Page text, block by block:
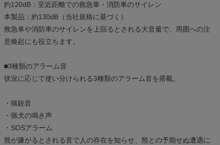
約120dB：至近距離での救急車・消防車のサイレン
本製品：約130dB（当社規格に基づく）
救急車や消防車のサイレンを上回るとされる大音量で、周囲への注
意喚起にも役立ちます。
■3種類のアラーム音
状況に応じて使い分けられる3種類のアラーム音を搭載。
・猟銃音
・猟犬の鳴き声
・SOSアラーム
熊が嫌がるとされる音で人の存在を知らせ、熊との予期せぬ遭遇に